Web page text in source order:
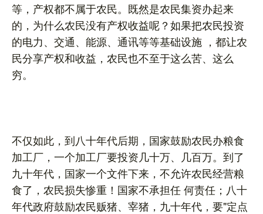
等，产权都不属于农民。既然是农民集资办起来
的，为什么农民没有产权收益呢？如果把农民投资
的电力、交通、能源、通讯等等基础设施 ，都让农
民分享产权和收益，农民也不至于这么苦、这么
穷。
不仅如此，到八十年代后期，国家鼓励农民办粮食
加工厂，一个加工厂要投资几十万、几百万。到了
九十年代，国家一个文件下来，不允许农民经营粮
食了，农民损失惨重！国家不承担任 何责任；八十
年代政府鼓励农民贩猪、宰猪，九十年代，要"定点